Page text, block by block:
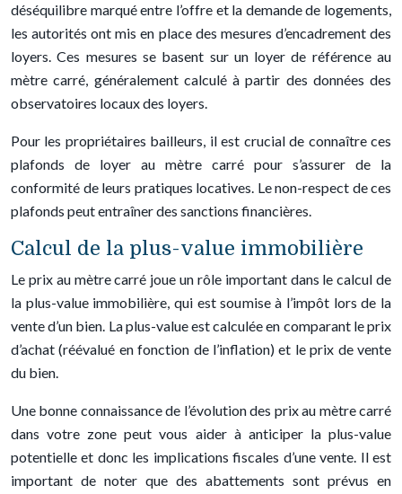
déséquilibre marqué entre l’offre et la demande de logements,
les autorités ont mis en place des mesures d’encadrement des
loyers. Ces mesures se basent sur un loyer de référence au
mètre carré, généralement calculé à partir des données des
observatoires locaux des loyers.
Pour les propriétaires bailleurs, il est crucial de connaître ces
plafonds de loyer au mètre carré pour s’assurer de la
conformité de leurs pratiques locatives. Le non-respect de ces
plafonds peut entraîner des sanctions financières.
Calcul de la plus-value immobilière
Le prix au mètre carré joue un rôle important dans le calcul de
la plus-value immobilière, qui est soumise à l’impôt lors de la
vente d’un bien. La plus-value est calculée en comparant le prix
d’achat (réévalué en fonction de l’inflation) et le prix de vente
du bien.
Une bonne connaissance de l’évolution des prix au mètre carré
dans votre zone peut vous aider à anticiper la plus-value
potentielle et donc les implications fiscales d’une vente. Il est
important de noter que des abattements sont prévus en